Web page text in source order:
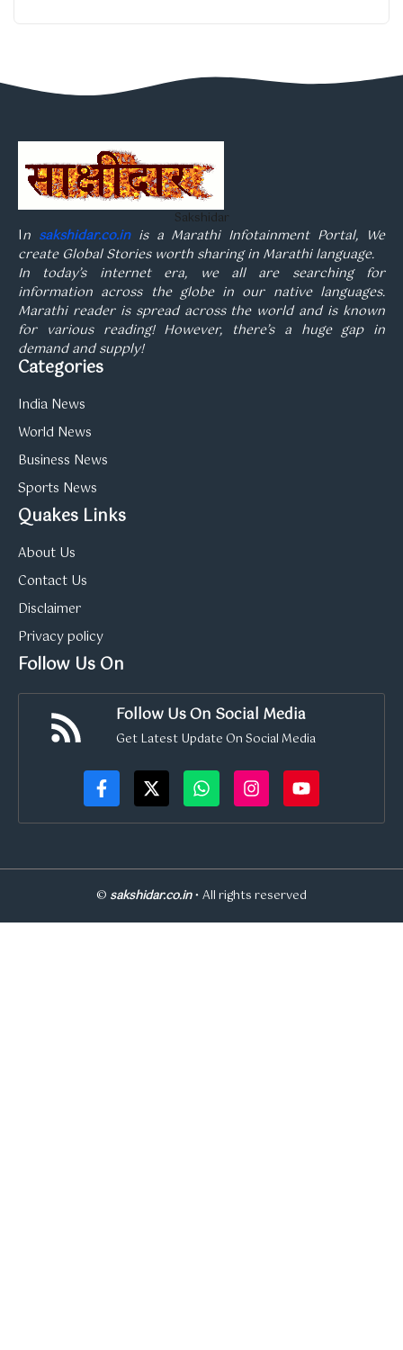
Sakshidar
In sakshidar.co.inis a Marathi Infotainment Portal, We
create Global Stories worth sharing in Marathi language.
In today’s internet era, we all are searching for
information across the globe in our native languages.
Marathi reader is spread across the world and is known
for various reading! However, there’s a huge gap in
demand and supply!
Categories
India News
World News
Business News
Sports News
Quakes Links
About Us
Contact Us
Disclaimer
Privacy policy
Follow Us On
Follow Us On Social Media
Get Latest Update On Social Media
© sakshidar.co.in• All rights reserved